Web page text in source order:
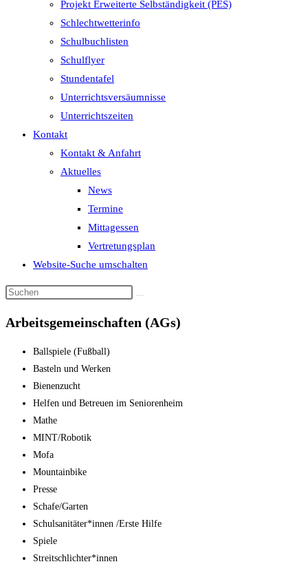
Projekt Erweiterte Selbständigkeit (PES)
Schlechtwetterinfo
Schulbuchlisten
Schulflyer
Stundentafel
Unterrichtsversäumnisse
Unterrichtszeiten
Kontakt
Kontakt & Anfahrt
Aktuelles
News
Termine
Mittagessen
Vertretungsplan
Website-Suche umschalten
Arbeitsgemeinschaften (AGs)
Ballspiele (Fußball)
Basteln und Werken
Bienenzucht
Helfen und Betreuen im Seniorenheim
Mathe
MINT/Robotik
Mofa
Mountainbike
Presse
Schafe/Garten
Schulsanitäter*innen /Erste Hilfe
Spiele
Streitschlichter*innen